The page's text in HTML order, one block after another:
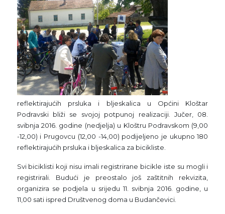
reflektirajućih prsluka i bljeskalica u Općini Kloštar
Podravski bliži se svojoj potpunoj realizaciji. Jučer, 08.
svibnja 2016. godine (nedjelja) u Kloštru Podravskom (9,00
-12,00) i Prugovcu (12,00 -14,00) podijeljeno je ukupno 180
reflektirajućih prsluka i bljeskalica za bicikliste.
Svi biciklisti koji nisu imali registrirane bicikle iste su mogli i
registrirali. Budući je preostalo još zaštitnih rekvizita,
organizira se podjela u srijedu 11. svibnja 2016. godine, u
11,00 sati ispred Društvenog doma u Budančevici.